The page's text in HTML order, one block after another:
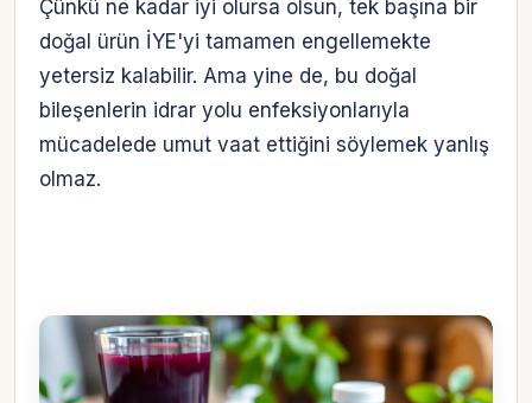
Hesabına giriş yap
Üretici / çiftçi paneli
B2B alıcı paneli
Çünkü ne kadar iyi olursa olsun, tek başına bir
doğal ürün İYE'yi tamamen engellemekte
yetersiz kalabilir. Ama yine de, bu doğal
bileşenlerin idrar yolu enfeksiyonlarıyla
mücadelede umut vaat ettiğini söylemek yanlış
olmaz.